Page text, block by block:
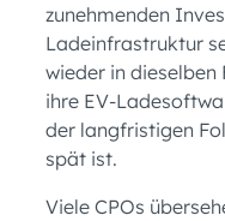
zunehmenden
Ladeinfrastruktur
wieder in dieselben
ihre EV-
der langfristigen
spät ist.
Viele CPOs